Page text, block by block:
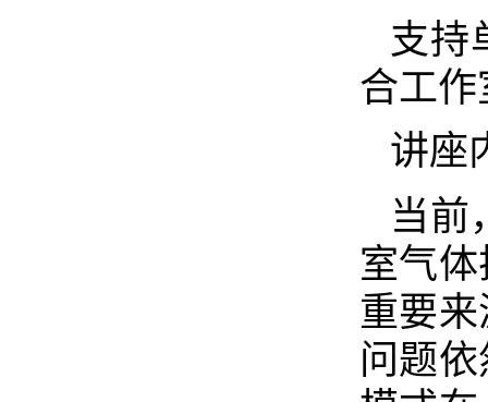
支持
合工作
讲座
当前
室气
重要
问题